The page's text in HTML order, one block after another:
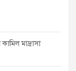
মাদ্রাসা